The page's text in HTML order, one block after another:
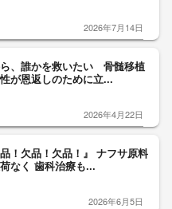
2026年7月14日
、誰かを救いたい 骨髄移植
が恩返しのために立...
2026年4月22日
！欠品！欠品！』 ナフサ原料
なく 歯科治療も...
2026年6月5日